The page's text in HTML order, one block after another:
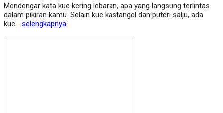
Mendengar kata kue kering lebaran, apa yang langsung terlintas
dalam pikiran kamu. Selain kue kastangel dan puteri salju, ada
kue... selengkapnya